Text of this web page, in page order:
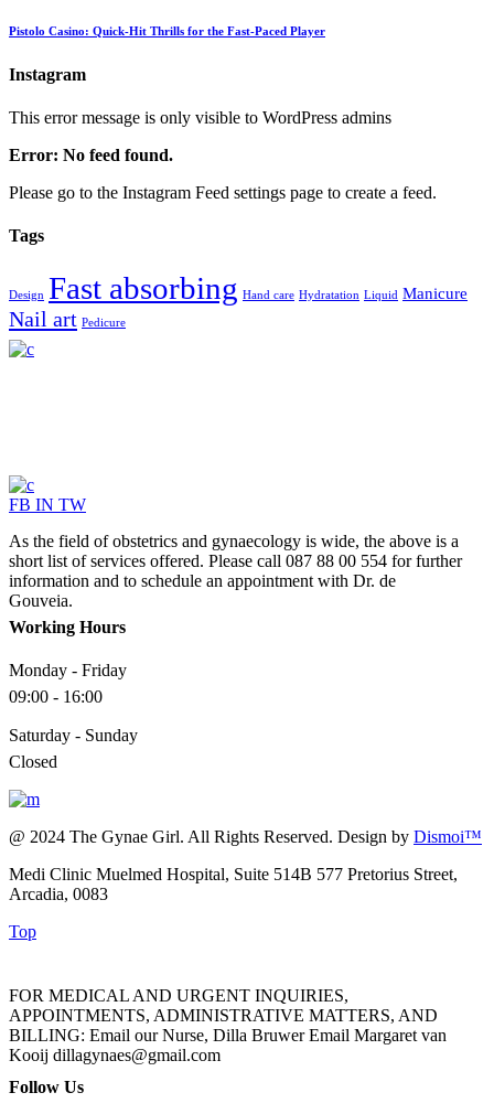
Pistolo Casino: Quick‑Hit Thrills for the Fast‑Paced Player
Instagram
This error message is only visible to WordPress admins
Error: No feed found.
Please go to the Instagram Feed settings page to create a feed.
Tags
Design Fast absorbing Hand care Hydratation Liquid Manicure
Nail art Pedicure
FB IN TW
As the field of obstetrics and gynaecology is wide, the above is a
short list of services offered. Please call 087 88 00 554 for further
information and to schedule an appointment with Dr. de
Gouveia.
Working Hours
Monday - Friday
09:00 - 16:00
Saturday - Sunday
Closed
@ 2024 The Gynae Girl. All Rights Reserved. Design by Dismoi™
Medi Clinic Muelmed Hospital, Suite 514B 577 Pretorius Street,
Arcadia, 0083
Top
FOR MEDICAL AND URGENT INQUIRIES,
APPOINTMENTS, ADMINISTRATIVE MATTERS, AND
BILLING: Email our Nurse, Dilla Bruwer Email Margaret van
Kooij dillagynaes@gmail.com
Follow Us